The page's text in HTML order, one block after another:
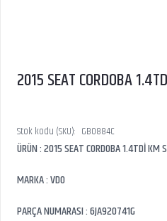
2015 SEAT CORDOBA
Stok kodu (SKU): GB0884C
ÜRÜN : 2015 SEAT CORDOBA 1.4TDİ KM
MARKA : VDO
PARÇA NUMARASI : 6JA920741G